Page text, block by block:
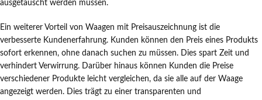
ausgetauscht werden müssen.
Ein weiterer Vorteil von Waagen mit Preisauszeichnung ist die
verbesserte Kundenerfahrung. Kunden können den Preis eines Produkts
sofort erkennen, ohne danach suchen zu müssen. Dies spart Zeit und
verhindert Verwirrung. Darüber hinaus können Kunden die Preise
verschiedener Produkte leicht vergleichen, da sie alle auf der Waage
angezeigt werden. Dies trägt zu einer transparenten und